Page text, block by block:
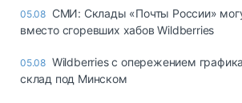
05.08 СМИ: Склады «Почты России»
вместо сгоревших хабов Wildberries
05.08 Wildberries с опережением
склад под Минском